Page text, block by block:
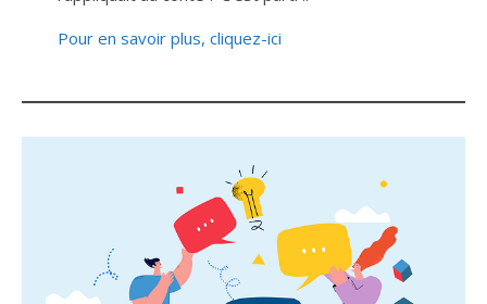
Pour en savoir plus, cliquez-ici